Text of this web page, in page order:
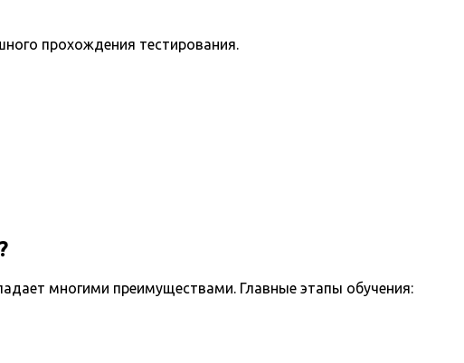
прохождения тестирования.
многими преимуществами. Главные этапы обучения: